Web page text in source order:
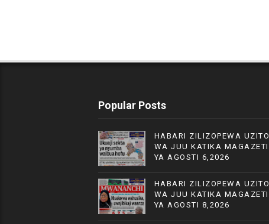
Popular Posts
HABARI ZILIZOPEWA UZITO
WA JUU KATIKA MAGAZETI
YA AGOSTI 6,2026
HABARI ZILIZOPEWA UZITO
WA JUU KATIKA MAGAZETI
YA AGOSTI 8,2026